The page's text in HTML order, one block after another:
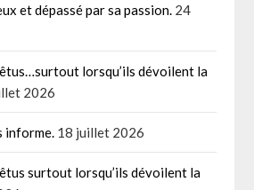
et dépassé par sa passion. 24
lorsqu’ils dévoilent la
2026
informe. 18 juillet 2026
surtout lorsqu’ils dévoilent la